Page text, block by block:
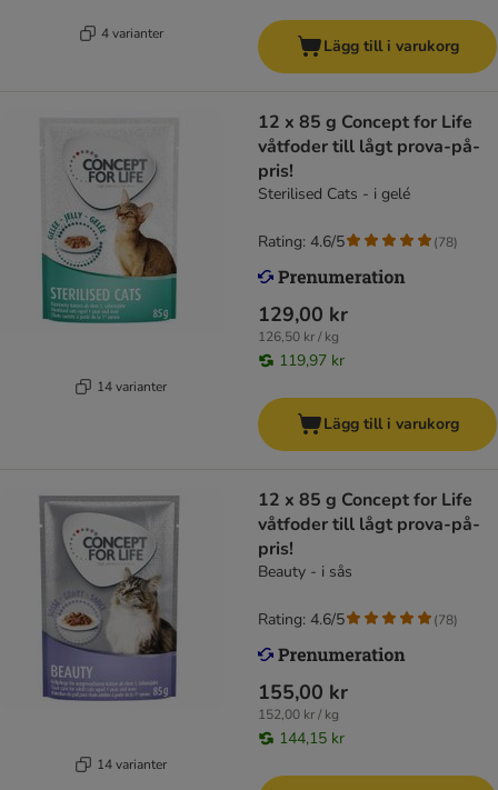
4 varianter
Lägg till i varukorg
14 varianter
12 x 85 g Concept for Life
våtfoder till lågt prova-på-
pris!
Sterilised Cats - i gelé
129,00 kr
126,50 kr / kg
119,97 kr
Rating: 4.6/5 (78)
Lägg till i varukorg
14 varianter
12 x 85 g Concept for Life
våtfoder till lågt prova-på-
pris!
Beauty - i sås
155,00 kr
152,00 kr / kg
144,15 kr
Rating: 4.6/5 (78)